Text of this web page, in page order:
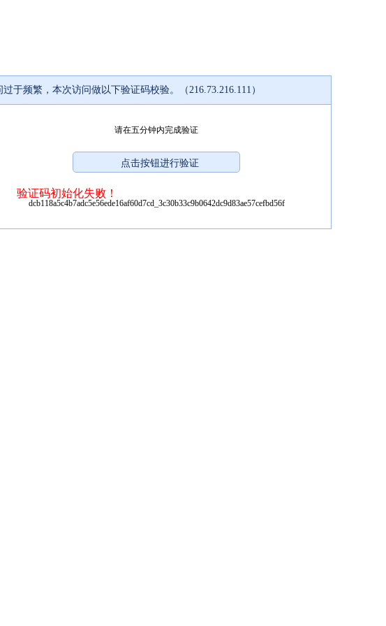
过于频繁，本次访问做以下验证码校验。（216.73.216.111）
请在五分钟内完成验证
验证码初始化失败！
dcb118a5c4b7adc5e56ede16af60d7cd_3c30b33c9b0642dc9d83ae57cefbd56f